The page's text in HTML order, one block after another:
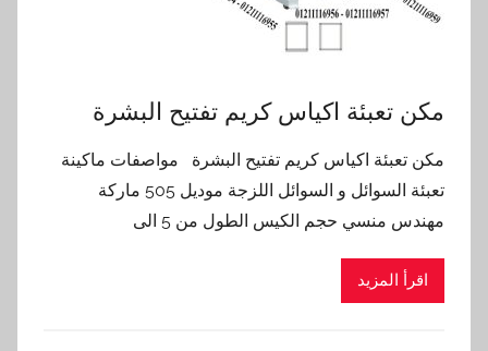
مكن تعبئة اكياس كريم تفتيح البشرة
مكن تعبئة اكياس كريم تفتيح البشرة مواصفات ماكينة
تعبئة السوائل و السوائل اللزجة موديل 505 ماركة
مهندس منسي حجم الكيس الطول من 5 الى
اقرأ المزيد